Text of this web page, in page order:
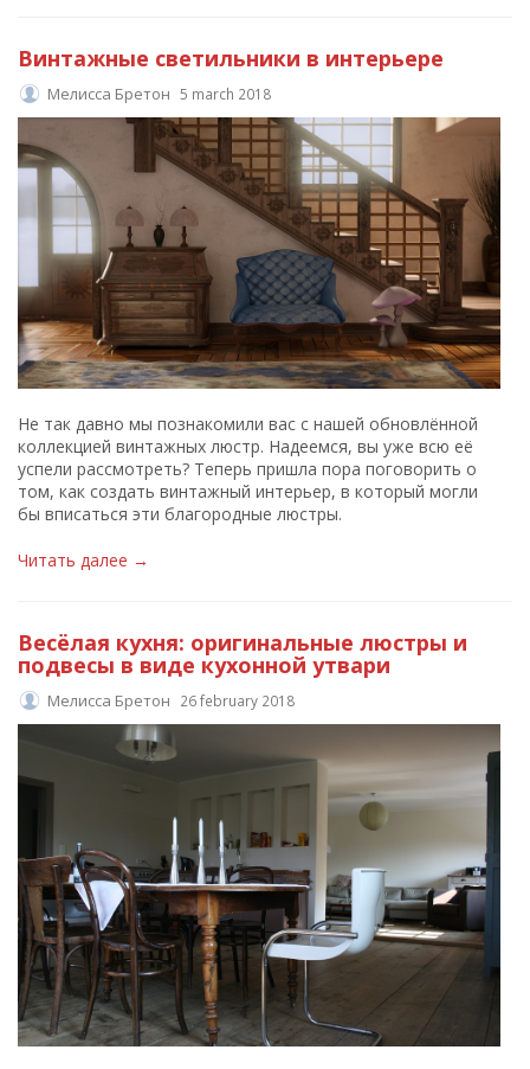
Винтажные светильники в интерьере
Мелисса Бретон 5 march 2018
Не так давно мы познакомили вас с нашей обновлённой
коллекцией винтажных люстр. Надеемся, вы уже всю её
успели рассмотреть? Теперь пришла пора поговорить о
том, как создать винтажный интерьер, в который могли
бы вписаться эти благородные люстры.
Читать далее →
Весёлая кухня: оригинальные люстры и
подвесы в виде кухонной утвари
Мелисса Бретон 26 february 2018